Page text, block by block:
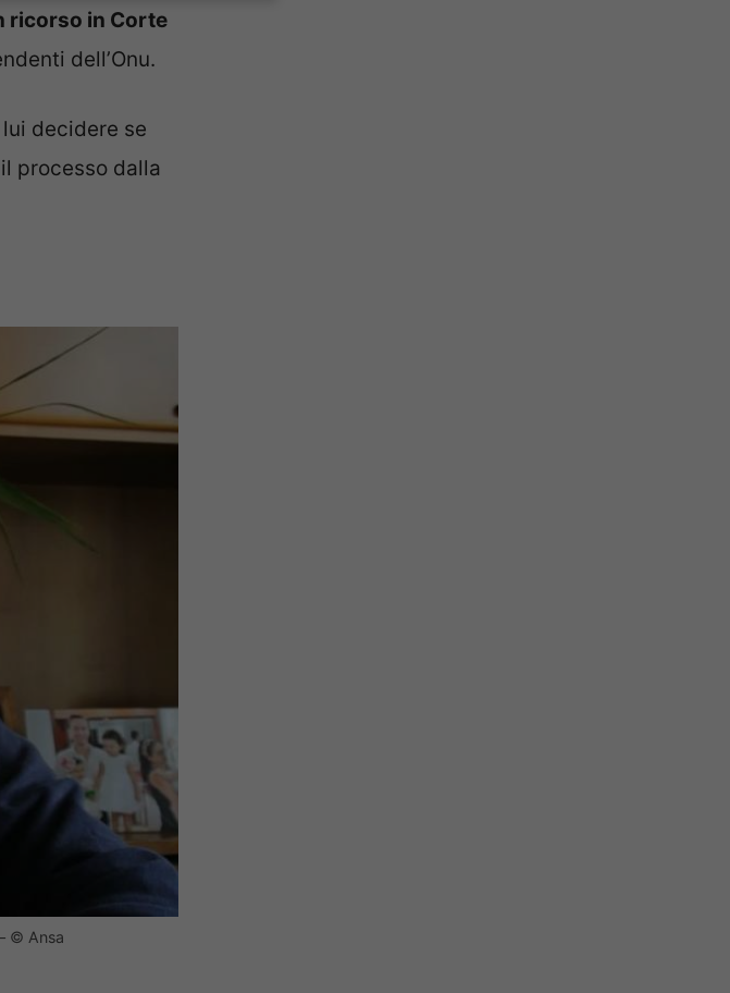
ricorso in Corte
dell’Onu.
decidere se
processo dalla
© Ansa